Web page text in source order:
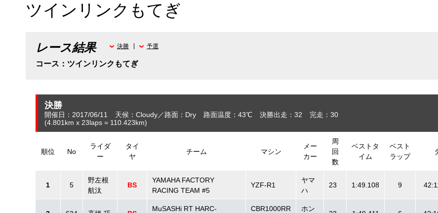
ツインリンクもてぎ
レース結果
コース：ツインリンクもてぎ
決勝 予選
決勝
開催日：2017/06/11 天候：Cloudy 路面：Dry 路面温度：43℃ 決勝出走：32
完走：30
(4.801 km x 23laps = 110.423km)
順位 No
ライダ
ー
タイ
ヤ
チーム マシン
メー
カー
周
回
数
ベストタ
イム
ベスト
ラップ
1 5
野左根
航汰
BS
YAMAHA FACTORY
RACING TEAM #5
YZF-R1
ヤマ
ハ
23 1:49.108 9
MuSASHi RT HARC-
CBR1000RR
ホン